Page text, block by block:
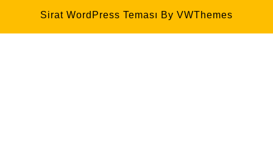
Sirat WordPress Teması By VWThemes